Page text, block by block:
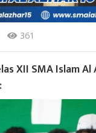
361
XII SMA Islam Al